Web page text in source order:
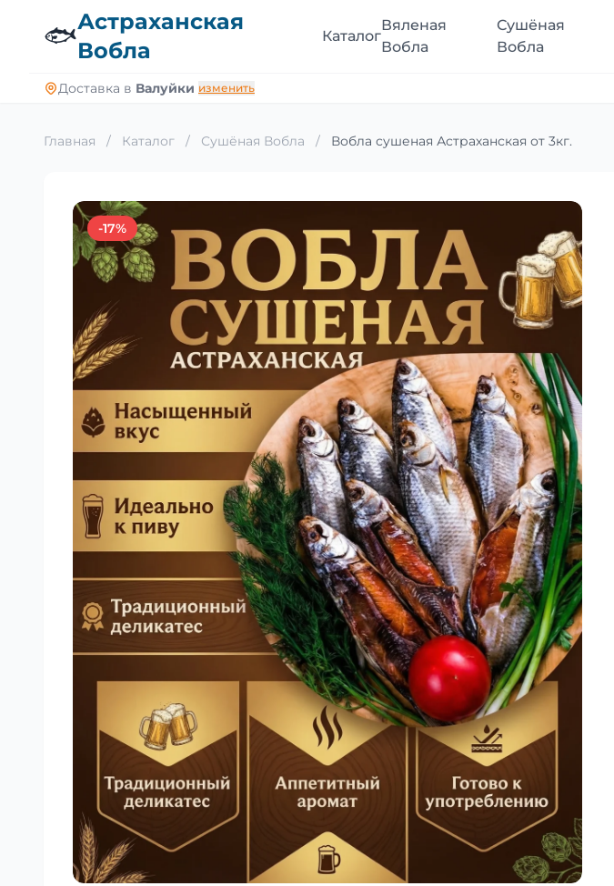
🐟Астраханская
Вобла
Каталог
Вяленая
Вобла
Сушёная
Вобла
Доставка в Валуйки изменить
Главная / Каталог / Сушёная Вобла / Вобла сушеная Астраханская от 3кг.
-17%